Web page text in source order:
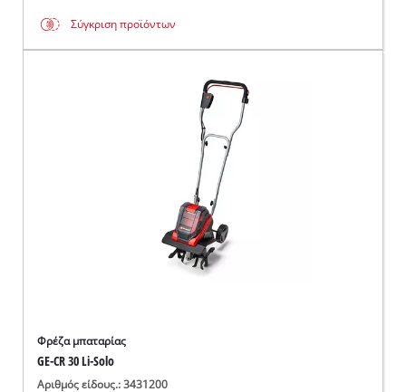
Σύγκριση προϊόντων
Φρέζα μπαταρίας
GE-CR 30 Li-Solo
Αριθμός είδους.: 3431200